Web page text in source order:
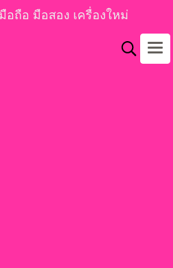
ถือ มือสอง เครื่องใหม่